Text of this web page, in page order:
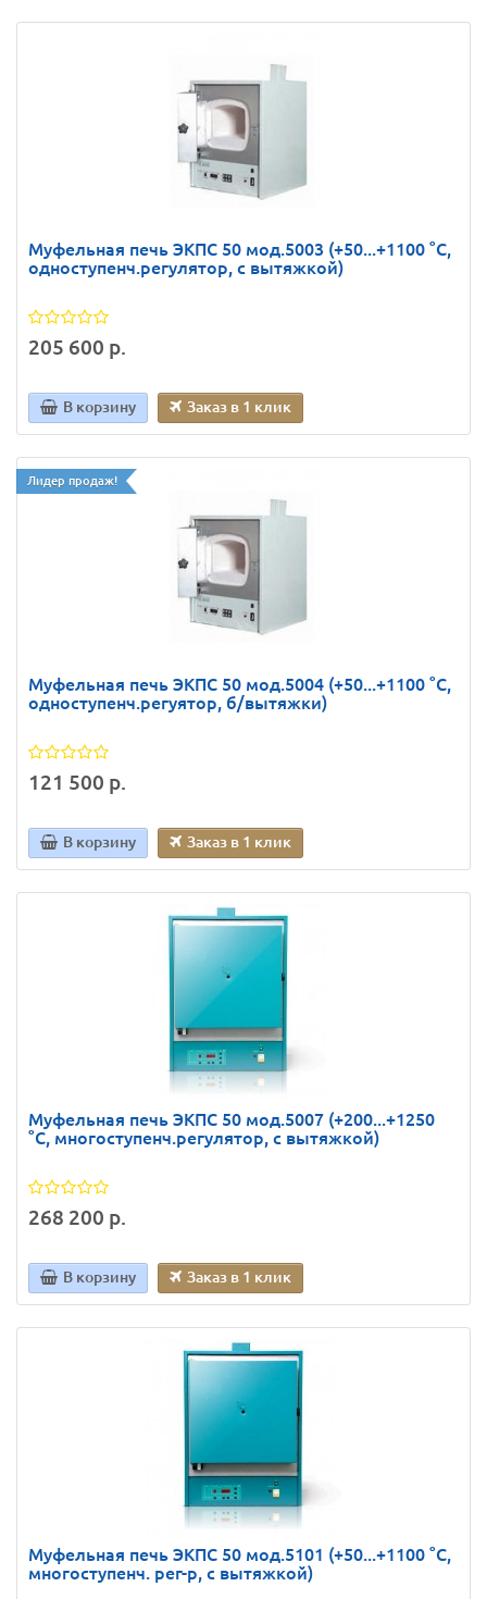
Муфельная печь ЭКПС 50 мод.5003 (+50...+1100 °С,
одноступенч.регулятор, с вытяжкой)
205 600 р.
В корзину Заказ в 1 клик
Лидер продаж!
Муфельная печь ЭКПС 50 мод.5004 (+50...+1100 °С,
одноступенч.регуятор, б/вытяжки)
121 500 р.
В корзину Заказ в 1 клик
Муфельная печь ЭКПС 50 мод.5007 (+200...+1250
°С, многоступенч.регулятор, с вытяжкой)
268 200 р.
В корзину Заказ в 1 клик
Муфельная печь ЭКПС 50 мод.5101 (+50...+1100 °С,
многоступенч. рег-р, с вытяжкой)